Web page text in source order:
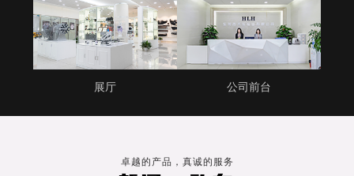
展厅 公司前台
卓越的产品，真诚的服务